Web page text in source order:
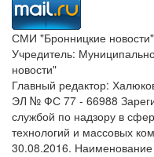
СМИ "Бронницкие
Учредитель:
новости"
Главный редактор:
ЭЛ № ФС 77 - 66988
службой по надзору в
технологий и массовых
30.08.2016.